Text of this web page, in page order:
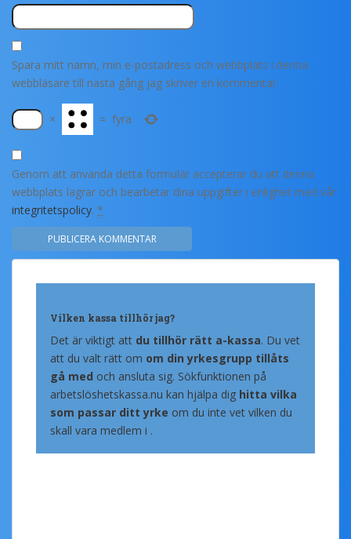
Spara mitt namn, min e-postadress och webbplats i denna
webbläsare till nästa gång jag skriver en kommentar.
× = fyra
Genom att använda detta formulär accepterar du att denna
webbplats lagrar och bearbetar dina uppgifter i enlighet med vår
integritetspolicy. *
Vilken kassa tillhör jag?
Det är viktigt att du tillhör rätt a-kassa. Du vet
att du valt rätt om om din yrkesgrupp tillåts
gå med och ansluta sig. Sökfunktionen på
arbetslöshetskassa.nu kan hjälpa dig hitta vilka
som passar ditt yrke om du inte vet vilken du
skall vara medlem i .